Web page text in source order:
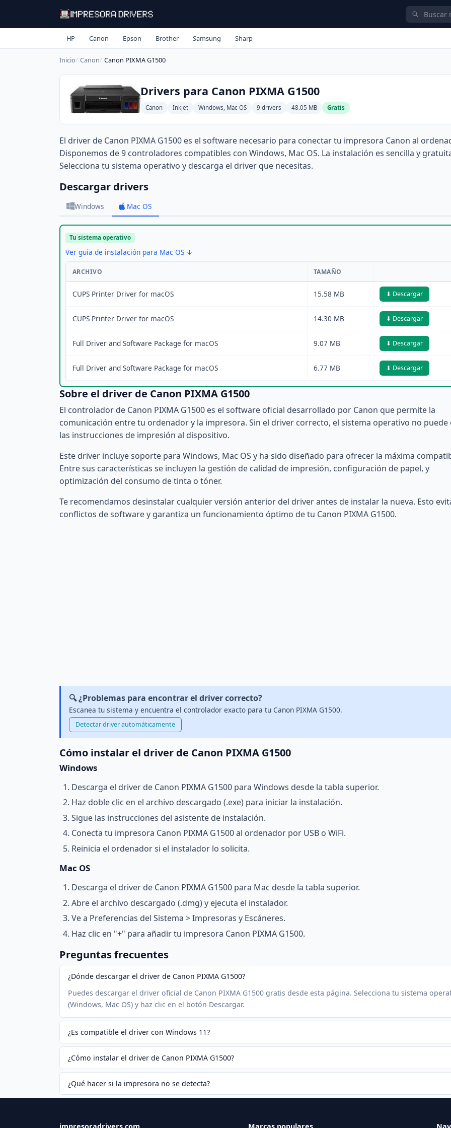
HP Canon Epson Brother Samsung Sharp
Inicio Canon Canon PIXMA G1500
Drivers para Canon PIXMA G1500
Canon Inkjet Windows, Mac OS 9 drivers 48.05 MB Gratis
El driver de Canon PIXMA G1500 es el software necesario para conectar tu impresora Canon al
Disponemos de 9 controladores compatibles con Windows, Mac OS. La instalación es sencilla y
Selecciona tu sistema operativo y descarga el driver que necesitas.
Descargar drivers
Windows Mac OS
Tu sistema operativo
Ver guía de instalación para Mac OS ↓
ARCHIVO TAMAÑO
CUPS Printer Driver for macOS 15.58 MB ⬇ Descargar
CUPS Printer Driver for macOS 14.30 MB ⬇ Descargar
Full Driver and Software Package for macOS 9.07 MB ⬇ Descargar
Full Driver and Software Package for macOS 6.77 MB ⬇ Descargar
Sobre el driver de Canon PIXMA G1500
El controlador de Canon PIXMA G1500 es el software oficial desarrollado por Canon que permite la
comunicación entre tu ordenador y la impresora. Sin el driver correcto, el sistema operativo no puede
las instrucciones de impresión al dispositivo.
Este driver incluye soporte para Windows, Mac OS y ha sido diseñado para ofrecer la máxima
Entre sus características se incluyen la gestión de calidad de impresión, configuración de papel, y
optimización del consumo de tinta o tóner.
Te recomendamos desinstalar cualquier versión anterior del driver antes de instalar la nueva. Esto
conflictos de software y garantiza un funcionamiento óptimo de tu Canon PIXMA G1500.
🔍 ¿Problemas para encontrar el driver correcto?
Escanea tu sistema y encuentra el controlador exacto para tu Canon PIXMA G1500.
Detectar driver automáticamente
Cómo instalar el driver de Canon PIXMA G1500
Windows
Descarga el driver de Canon PIXMA G1500 para Windows desde la tabla superior.
Haz doble clic en el archivo descargado (.exe) para iniciar la instalación.
Sigue las instrucciones del asistente de instalación.
Conecta tu impresora Canon PIXMA G1500 al ordenador por USB o WiFi.
Reinicia el ordenador si el instalador lo solicita.
Mac OS
Descarga el driver de Canon PIXMA G1500 para Mac desde la tabla superior.
Abre el archivo descargado (.dmg) y ejecuta el instalador.
Ve a Preferencias del Sistema > Impresoras y Escáneres.
Haz clic en "+" para añadir tu impresora Canon PIXMA G1500.
Preguntas frecuentes
¿Dónde descargar el driver de Canon PIXMA G1500?
Puedes descargar el driver oficial de Canon PIXMA G1500 gratis desde esta página. Selecciona tu sistema
(Windows, Mac OS) y haz clic en el botón Descargar.
¿Es compatible el driver con Windows 11?
¿Cómo instalar el driver de Canon PIXMA G1500?
¿Qué hacer si la impresora no se detecta?